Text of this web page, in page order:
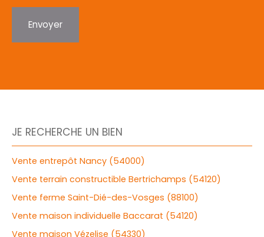
Envoyer
JE RECHERCHE UN BIEN
Vente entrepôt Nancy (54000)
Vente terrain constructible Bertrichamps (54120)
Vente ferme Saint-Dié-des-Vosges (88100)
Vente maison individuelle Baccarat (54120)
Vente maison Vézelise (54330)